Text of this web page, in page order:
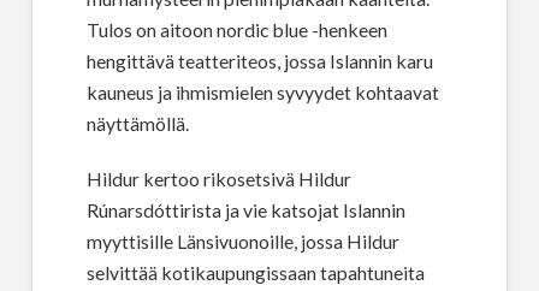
Tulos on aitoon nordic blue -henkeen
hengittävä teatteriteos, jossa Islannin karu
kauneus ja ihmismielen syvyydet kohtaavat
näyttämöllä.
Hildur kertoo rikosetsivä Hildur
Rúnarsdóttirista ja vie katsojat Islannin
myyttisille Länsivuonoille, jossa Hildur
selvittää kotikaupungissaan tapahtuneita